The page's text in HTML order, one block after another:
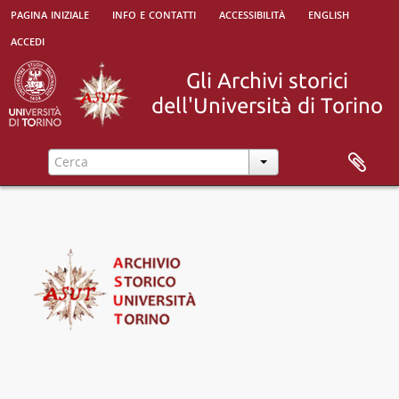
pagina iniziale info e contatti accessibilità
english
accedi
[Sotto-sottoserie] Storia e civiltà dell'India e dell'estremo oriente, 1971-06-17 - 1997-02-03
[Sotto-sottoserie] Storia e critica del cinema, 1972-05-26 - 2009-04-16
[Sotto-sottoserie] Storia e critica del cinema B, 1988-05-25 - 1999-06-15
[Sotto-sottoserie] Storia economica, 1971-05-26 - 2002-01-16
[Sotto-sottoserie] Storia greca, 1970-05-26 - 2004-07-12
[Sotto-sottoserie] Storia moderna B, 1970-05-21 - 2004-04-21
[Sotto-sottoserie] Storia moderna C, 1973-06-26 - 1981-12-21
[Sotto-sottoserie] Storia orientale antica, 1970-05-27 - 1981-12-17